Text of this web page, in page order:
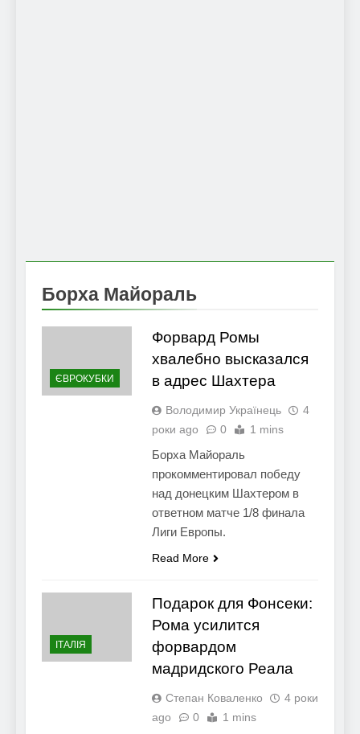
Борха Майораль
ЄВРОКУБКИ
Форвард Ромы
хвалебно высказался
в адрес Шахтера
Володимир Українець
4
роки ago
0 1 mins
Борха Майораль
прокомментировал победу
над донецким Шахтером в
ответном матче 1/8 финала
Лиги Европы.
Read More
ІТАЛІЯ
Подарок для Фонсеки:
Рома усилится
форвардом
мадридского Реала
Степан Коваленко
4 роки
ago
0 1 mins